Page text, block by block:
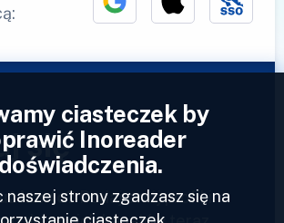
się
konto?Podaj swój profil i
ciasteczek by
Inoreader
doświadczenia.
naszej strony zgadzasz się na